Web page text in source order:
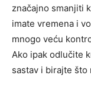
značajno smanjiti
imate vremena i
mnogo veću
Ako ipak odlučite
sastav i birajte